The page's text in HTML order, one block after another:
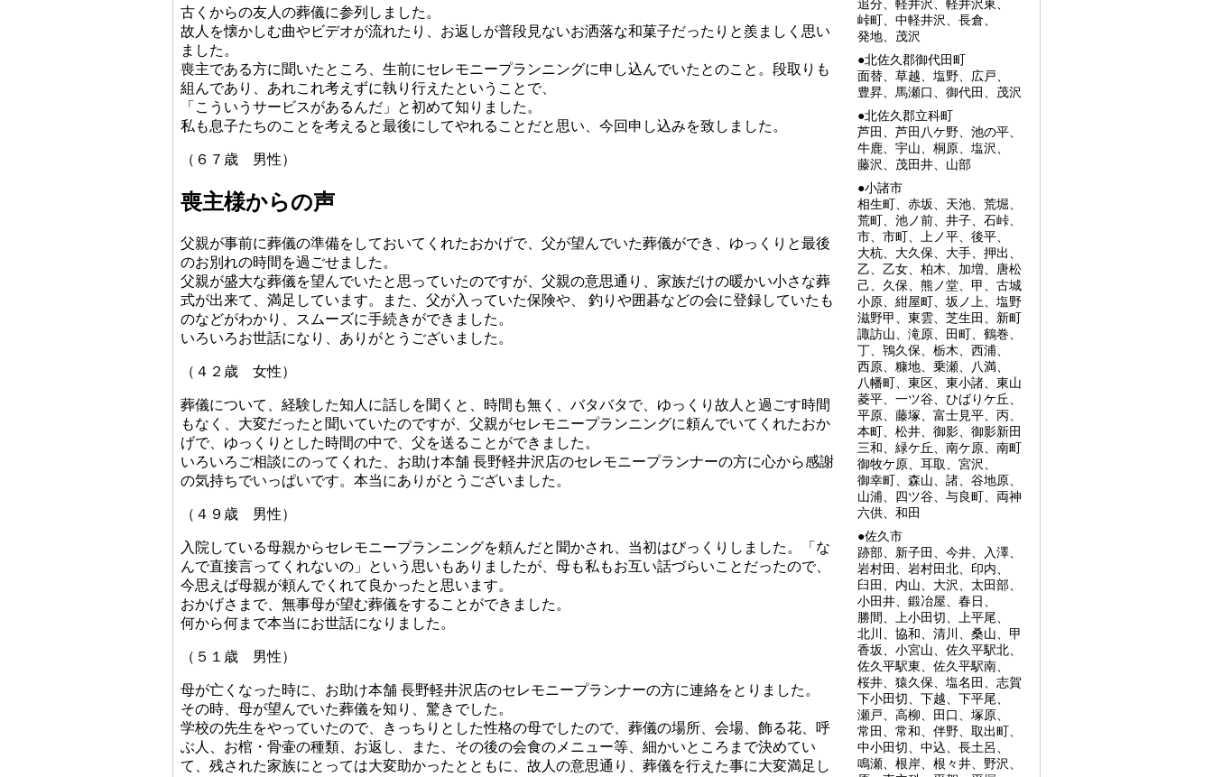
古くからの友人の葬儀に参列しました。
故人を懐かしむ曲やビデオが流れたり、お返しが普段見ないお洒落な和菓子だったりと羨ましく思い
ました。
喪主である方に聞いたところ、生前にセレモニープランニングに申し込んでいたとのこと。段取りも
組んであり、あれこれ考えずに執り行えたということで、
「こういうサービスがあるんだ」と初めて知りました。
私も息子たちのことを考えると最後にしてやれることだと思い、今回申し込みを致しました。
（６７歳 男性）
喪主様からの声
父親が事前に葬儀の準備をしておいてくれたおかげで、父が望んでいた葬儀ができ、ゆっくりと最後
のお別れの時間を過ごせました。
父親が盛大な葬儀を望んでいたと思っていたのですが、父親の意思通り、家族だけの暖かい小さな葬
式が出来て、満足しています。また、父が入っていた保険や、 釣りや囲碁などの会に登録していたも
のなどがわかり、スムーズに手続きができました。
いろいろお世話になり、ありがとうございました。
（４２歳 女性）
葬儀について、経験した知人に話しを聞くと、時間も無く、バタバタで、ゆっくり故人と過ごす時間
もなく、大変だったと聞いていたのですが、父親がセレモニープランニングに頼んでいてくれたおか
げで、ゆっくりとした時間の中で、父を送ることができました。
いろいろご相談にのってくれた、お助け本舗 長野軽井沢店のセレモニープランナーの方に心から感謝
の気持ちでいっぱいです。本当にありがとうございました。
（４９歳 男性）
入院している母親からセレモニープランニングを頼んだと聞かされ、当初はびっくりしました。「な
んで直接言ってくれないの」という思いもありましたが、母も私もお互い話づらいことだったので、
今思えば母親が頼んでくれて良かったと思います。
おかげさまで、無事母が望む葬儀をすることができました。
何から何まで本当にお世話になりました。
（５１歳 男性）
母が亡くなった時に、お助け本舗 長野軽井沢店のセレモニープランナーの方に連絡をとりました。
その時、母が望んでいた葬儀を知り、驚きでした。
学校の先生をやっていたので、きっちりとした性格の母でしたので、葬儀の場所、会場、飾る花、呼
ぶ人、お棺・骨壷の種類、お返し、また、その後の会食のメニュー等、細かいところまで決めてい
て、残された家族にとっては大変助かったとともに、故人の意思通り、葬儀を行えた事に大変満足し
追分、軽井沢、軽井沢東、
峠町、中軽井沢、長倉、
発地、茂沢
●北佐久郡御代田町
面替、草越、塩野、広戸、
豊昇、馬瀬口、御代田、茂沢
●北佐久郡立科町
芦田、芦田八ケ野、池の平、
牛鹿、宇山、桐原、塩沢、
藤沢、茂田井、山部
●小諸市
相生町、赤坂、天池、荒堀、
荒町、池ノ前、井子、石峠、
市、市町、上ノ平、後平、
大杭、大久保、大手、押出、
乙、乙女、柏木、加増、唐松
己、久保、熊ノ堂、甲、古城
小原、紺屋町、坂ノ上、塩野
滋野甲、東雲、芝生田、新町
諏訪山、滝原、田町、鶴巻、
丁、鴇久保、栃木、西浦、
西原、糠地、乗瀬、八満、
八幡町、東区、東小諸、東山
菱平、一ツ谷、ひばりケ丘、
平原、藤塚、富士見平、丙、
本町、松井、御影、御影新田
三和、緑ケ丘、南ケ原、南町
御牧ケ原、耳取、宮沢、
御幸町、森山、諸、谷地原、
山浦、四ツ谷、与良町、両神
六供、和田
●佐久市
跡部、新子田、今井、入澤、
岩村田、岩村田北、印内、
臼田、内山、大沢、太田部、
小田井、鍛冶屋、春日、
勝間、上小田切、上平尾、
北川、協和、清川、桑山、甲
香坂、小宮山、佐久平駅北、
佐久平駅東、佐久平駅南、
桜井、猿久保、塩名田、志賀
下小田切、下越、下平尾、
瀬戸、高柳、田口、塚原、
常田、常和、伴野、取出町、
中小田切、中込、長土呂、
鳴瀬、根岸、根々井、野沢、